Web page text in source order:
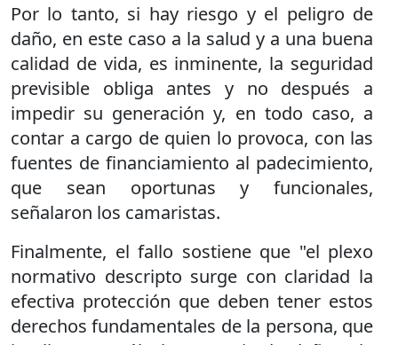
Por lo tanto, si hay riesgo y el peligro de
daño, en este caso a la salud y a una buena
calidad de vida, es inminente, la seguridad
previsible obliga antes y no después a
impedir su generación y, en todo caso, a
contar a cargo de quien lo provoca, con las
fuentes de financiamiento al padecimiento,
que sean oportunas y funcionales,
señalaron los camaristas.
Finalmente, el fallo sostiene que "el plexo
normativo descripto surge con claridad la
efectiva protección que deben tener estos
derechos fundamentales de la persona, que